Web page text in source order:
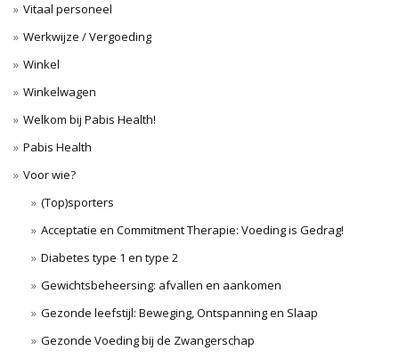
Vitaal personeel
Werkwijze / Vergoeding
Winkel
Winkelwagen
Welkom bij Pabis Health!
Pabis Health
Voor wie?
(Top)sporters
Acceptatie en Commitment Therapie: Voeding is Gedrag!
Diabetes type 1 en type 2
Gewichtsbeheersing: afvallen en aankomen
Gezonde leefstijl: Beweging, Ontspanning en Slaap
Gezonde Voeding bij de Zwangerschap